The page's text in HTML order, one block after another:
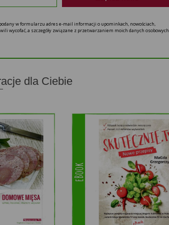
w formularzu adres e-mail informacji o upominkach, nowościach,
wycofać, a szczegóły związane z przetwarzaniem moich danych osobowych
dla Ciebie